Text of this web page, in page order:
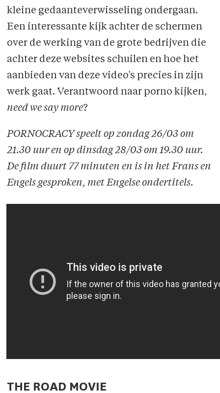
kleine gedaanteverwisseling ondergaan.
Een interessante kijk achter de schermen
over de werking van de grote bedrijven die
achter deze websites schuilen en hoe het
aanbieden van deze video’s precies in zijn
werk gaat. Verantwoord naar porno kijken,
need we say more?
PORNOCRACY speelt op zondag 26/03 om
21.30 uur en op dinsdag 28/03 om 19.30 uur.
De film duurt 77 minuten en is in het Frans en
Engels gesproken, met Engelse ondertitels.
THE ROAD MOVIE